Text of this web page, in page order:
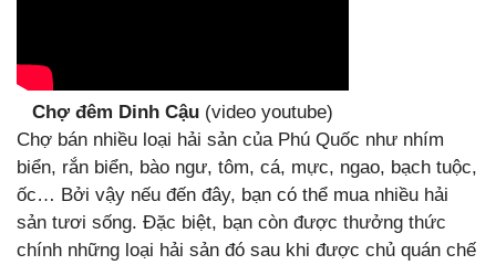
Chợ đêm Dinh Cậu (video youtube)
Chợ bán nhiều loại hải sản của Phú Quốc như nhím
biển, rắn biển, bào ngư, tôm, cá, mực, ngao, bạch tuộc,
ốc… Bởi vậy nếu đến đây, bạn có thể mua nhiều hải
sản tươi sống. Đặc biệt, bạn còn được thưởng thức
chính những loại hải sản đó sau khi được chủ quán chế